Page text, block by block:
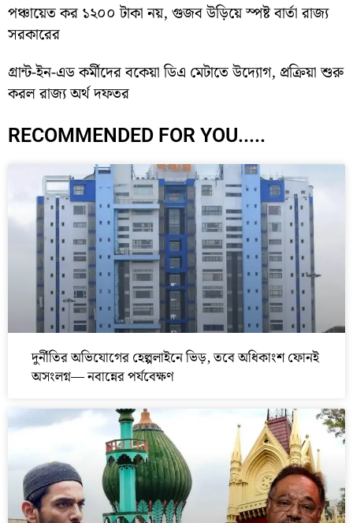
পঞ্চায়েত কর ১২০০ টাকা নয়, গুজব উড়িয়ে স্পষ্ট বার্তা রাজ্য
সরকারের
গ্রান্ট-ইন-এড কর্মীদের বকেয়া ডিএ মেটাতে উদ্যোগ, প্রক্রিয়া শুরু
করল রাজ্য অর্থ দফতর
RECOMMENDED FOR YOU.....
দুর্নীতির অভিযোগের হেল্পলাইনে ভিড়, তবে অধিকাংশ ফোনই
অসংলগ্ন— নবান্নের পর্যবেক্ষণ